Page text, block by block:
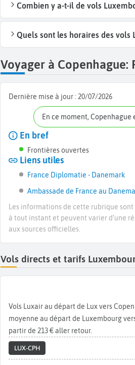
Combien y a-t-il de vols
Quels sont les horaires des vols
Voyager à
Dernière mise à jour : 20/07/2026
En ce moment,
En bref
Frontières ouvertes
Liens utiles
France Diplomatie - Danemark
Ambassade de France au
Les informations de cette rubrique
à tout instant et peuvent varier d’une
aux sources officielles.
Vols directs et tarifs
Vols Luxair au départ de Lux vers
moyenne au départ de Luxembourg
partir de 213 € aller retour.
LUX-CPH